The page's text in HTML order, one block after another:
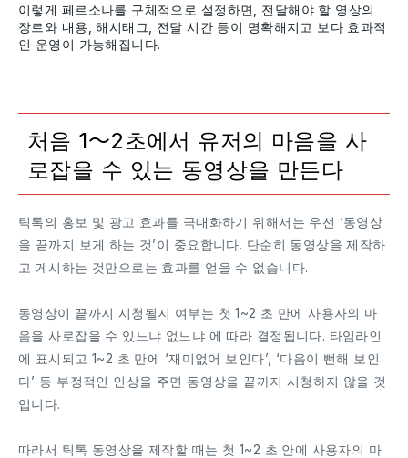
이렇게 페르소나를 구체적으로 설정하면, 전달해야 할 영상의
장르와 내용, 해시태그, 전달 시간 등이 명확해지고 보다 효과적
인 운영이 가능해집니다.
처음 1〜2초에서 유저의 마음을 사
로잡을 수 있는 동영상을 만든다
틱톡의 홍보 및 광고 효과를 극대화하기 위해서는 우선 ‘동영상
을 끝까지 보게 하는 것’이 중요합니다. 단순히 동영상을 제작하
고 게시하는 것만으로는 효과를 얻을 수 없습니다.
동영상이 끝까지 시청될지 여부는 첫 1~2 초 만에 사용자의 마
음을 사로잡을 수 있느냐 없느냐 에 따라 결정됩니다. 타임라인
에 표시되고 1~2 초 만에 ‘재미없어 보인다’, ‘다음이 뻔해 보인
다’ 등 부정적인 인상을 주면 동영상을 끝까지 시청하지 않을 것
입니다.
따라서 틱톡 동영상을 제작할 때는 첫 1~2 초 안에 사용자의 마